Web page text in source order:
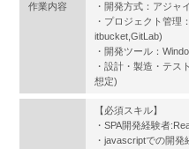
作業内容
・開発方式：アジャ
・プロジェクト管理
itbucket,GitLab)
・開発ツール：
・設計・製造・テス
想定)
【必須スキル】
・SPA開発経験者
・javascriptでの開